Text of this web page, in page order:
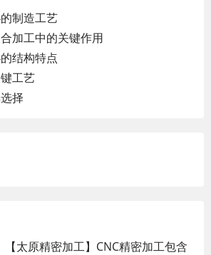
制造工艺
加工中的关键作用
结构特点
工艺
择
【太原精密加工】CNC精密加工包含